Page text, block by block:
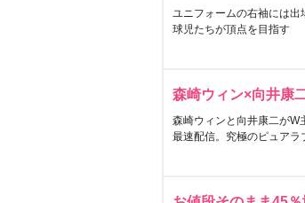
ユニフォームの右袖には
球児たちが頂点を目指す
森崎ウィン×向井康
森崎ウィンと向井康二がW
最速配信。究極のピュアラ